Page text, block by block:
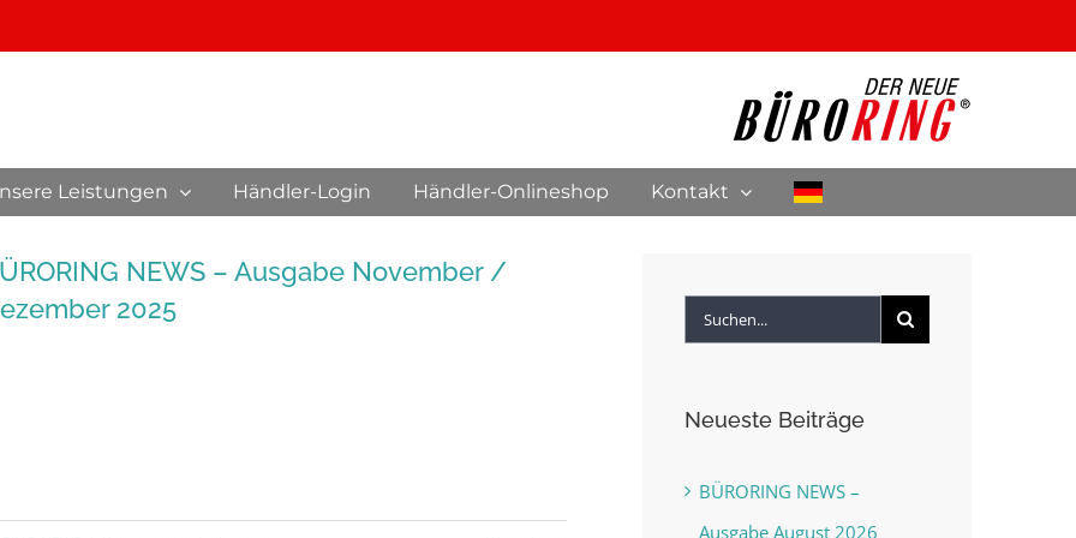
Leistungen Händler-Login Händler-Onlineshop Kontakt
NEWS – Ausgabe November /
2025
Suche
Neueste Beiträge
BÜRORING NEWS –
Ausgabe August 2026